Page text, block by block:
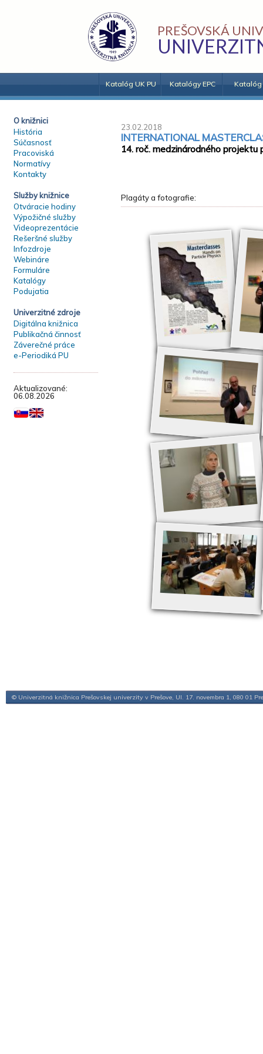
PREŠOVSKÁ
Katalóg UK PU Katalógy EPC Katalóg
O knižnici
História
Súčasnosť
Pracoviská
Normatívy
Kontakty
Služby knižnice
Otváracie hodiny
Výpožičné služby
Videoprezentácie
Rešeršné služby
Infozdroje
Webináre
Formuláre
Katalógy
Podujatia
Univerzitné zdroje
Digitálna knižnica
Publikačná činnosť
Záverečné práce
e-Periodiká PU
Aktualizované:
06.08.2026
23.02.2018
INTERNATIONAL
14. roč. medzinárodného
Plagáty a fotografie:
© Univerzitná knižnica Prešovskej univerzity v Prešove, Ul. 17. novembra 1, 080 01